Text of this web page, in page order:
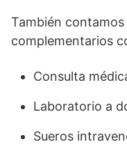
También
complementarios
Consulta
Laboratorio a
Sueros